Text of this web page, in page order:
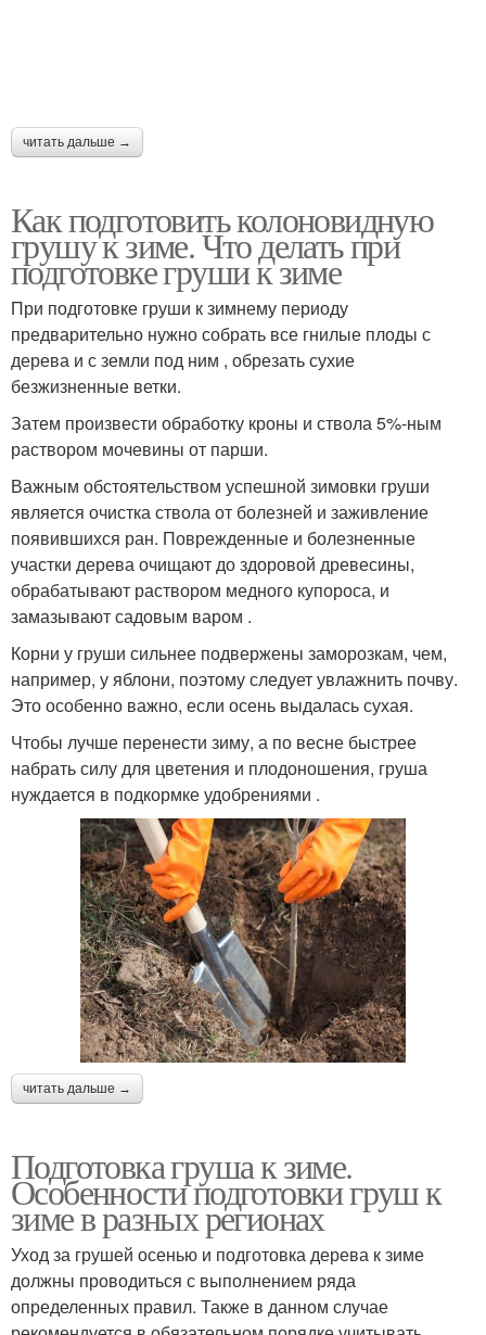
читать дальше →
Как подготовить колоновидную
грушу к зиме. Что делать при
подготовке груши к зиме
При подготовке груши к зимнему периоду
предварительно нужно собрать все гнилые плоды с
дерева и с земли под ним , обрезать сухие
безжизненные ветки.
Затем произвести обработку кроны и ствола 5%-ным
раствором мочевины от парши.
Важным обстоятельством успешной зимовки груши
является очистка ствола от болезней и заживление
появившихся ран. Поврежденные и болезненные
участки дерева очищают до здоровой древесины,
обрабатывают раствором медного купороса, и
замазывают садовым варом .
Корни у груши сильнее подвержены заморозкам, чем,
например, у яблони, поэтому следует увлажнить почву.
Это особенно важно, если осень выдалась сухая.
Чтобы лучше перенести зиму, а по весне быстрее
набрать силу для цветения и плодоношения, груша
нуждается в подкормке удобрениями .
читать дальше →
Подготовка груша к зиме.
Особенности подготовки груш к
зиме в разных регионах
Уход за грушей осенью и подготовка дерева к зиме
должны проводиться с выполнением ряда
определенных правил. Также в данном случае